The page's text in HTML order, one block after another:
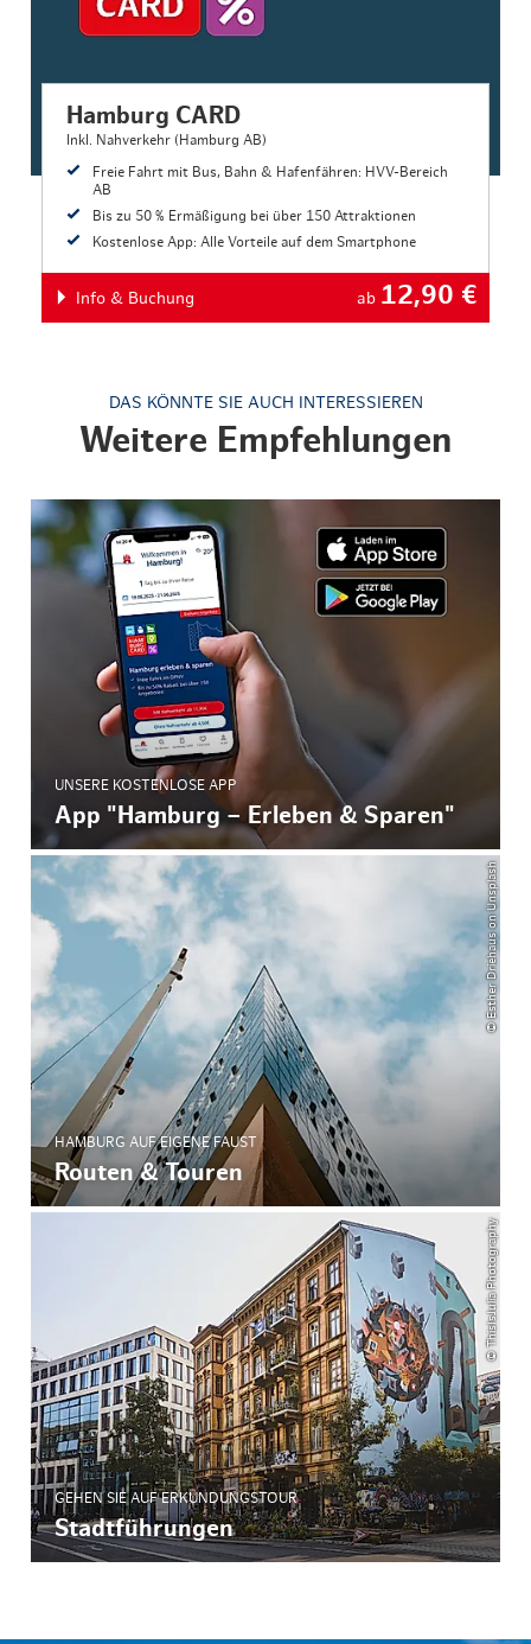
Hamburg CARD
Inkl. Nahverkehr (Hamburg AB)
Freie Fahrt mit Bus, Bahn & Hafenfähren: HVV-Bereich
AB
Bis zu 50 % Ermäßigung bei über 150 Attraktionen
Kostenlose App: Alle Vorteile auf dem Smartphone
Info & Buchung ab 12,90 €
DAS KÖNNTE SIE AUCH INTERESSIEREN
Weitere Empfehlungen
UNSERE KOSTENLOSE APP
App "Hamburg – Erleben & Sparen"
© Esther Driehaus on Unsplash
HAMBURG AUF EIGENE FAUST
Routen & Touren
© ThisIsJulia Photography
GEHEN SIE AUF ERKUNDUNGSTOUR
Stadtführungen